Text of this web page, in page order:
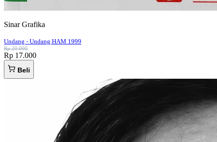
Sinar Grafika
Undang - Undang HAM 1999
Rp 20.000
Rp 17.000
Beli